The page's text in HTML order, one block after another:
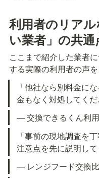
利用者のリア
い業者」の共通
ここまで紹介した業者
する実際の利用者の声
「他社なら別料金に
金もなく対処してく
— 交換できるくん利
「事前の現地調査を
注意点を先に説明し
— レンジフード交換